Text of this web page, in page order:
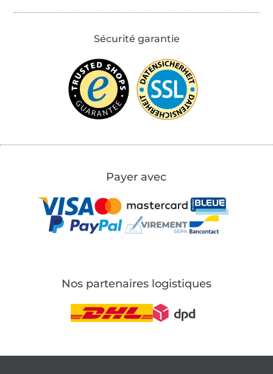
Sécurité garantie
Payer avec
Nos partenaires logistiques